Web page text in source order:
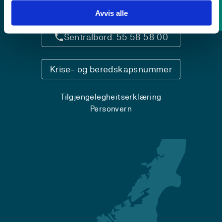
Avvis alle
Kontaktinfo og opningstider
Sentralbord: 55 58 58 00
Krise- og beredskapsnummer
Tilgjengelegheitserklæring
Personvern